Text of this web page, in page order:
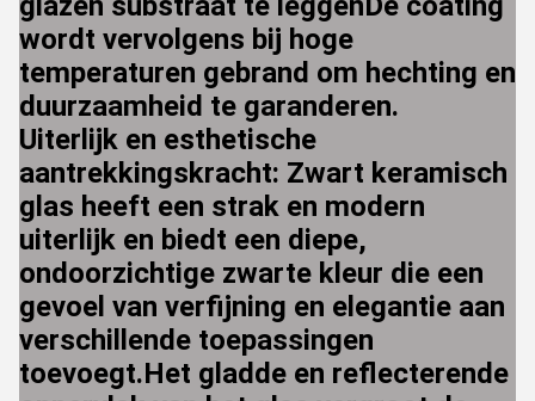
wordt vervolgens bij hoge
temperaturen gebrand om hechting en
duurzaamheid te garanderen.
Uiterlijk en esthetische
aantrekkingskracht: Zwart keramisch
glas heeft een strak en modern
uiterlijk en biedt een diepe,
ondoorzichtige zwarte kleur die een
gevoel van verfijning en elegantie aan
verschillende toepassingen
toevoegt.Het gladde en reflecterende